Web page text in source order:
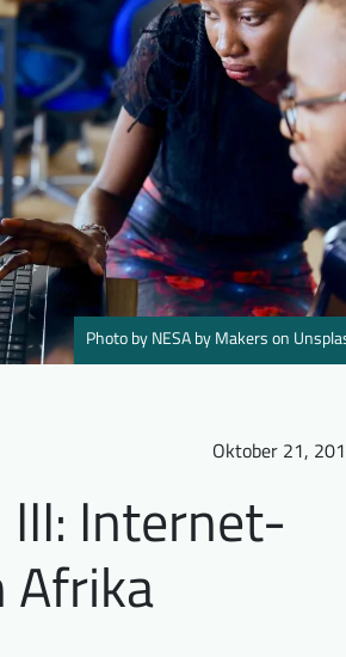
Photo by NESA by Makers on
Oktober 21,
Internet-
Afrika